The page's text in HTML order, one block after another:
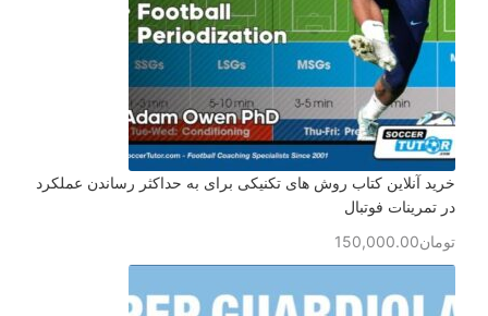
خرید آنلاین کتاب روش های تکنیکی برای به حداکثر رساندن عملکرد
در تمرینات فوتبال
تومان150,000.00